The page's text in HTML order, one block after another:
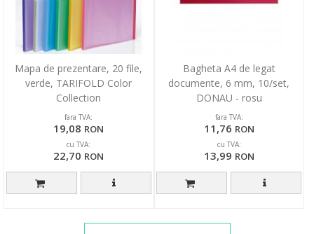
Mapa de prezentare, 20 file,
verde, TARIFOLD Color
Collection
fara TVA:
19,08 RON
cu TVA:
22,70 RON
Bagheta A4 de legat
documente, 6 mm, 10/set,
DONAU - rosu
fara TVA:
11,76 RON
cu TVA:
13,99 RON